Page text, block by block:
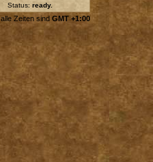
Status: ready..
alle Zeiten sind GMT +1:00